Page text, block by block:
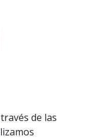
de las